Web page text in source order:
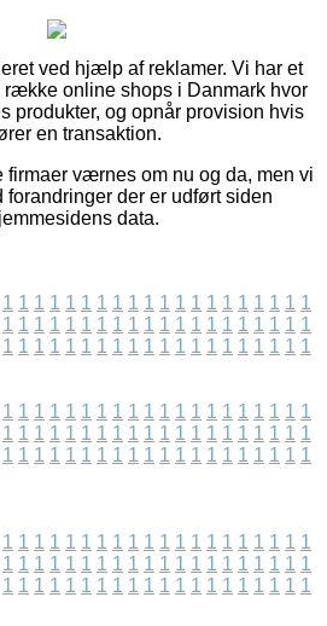
ved hjælp af reklamer. Vi har et
online shops i Danmark hvor
produkter, og opnår provision hvis
en transaktion.
firmaer værnes om nu og da, men vi
forandringer der er udført siden
data.
1 1 1 1 1 1 1 1 1 1 1 1 1 1 1 1 1 1 1 1
1 1 1 1 1 1 1 1 1 1 1 1 1 1 1 1 1 1 1 1
1 1 1 1 1 1 1 1 1 1 1 1 1 1 1 1 1 1 1 1
1 1 1 1 1 1 1 1 1 1 1 1 1 1 1 1 1 1 1 1
1 1 1 1 1 1 1 1 1 1 1 1 1 1 1 1 1 1 1 1
1 1 1 1 1 1 1 1 1 1 1 1 1 1 1 1 1 1 1 1
1 1 1 1 1 1 1 1 1 1 1 1 1 1 1 1 1 1 1 1
1 1 1 1 1 1 1 1 1 1 1 1 1 1 1 1 1 1 1 1
1 1 1 1 1 1 1 1 1 1 1 1 1 1 1 1 1 1 1 1